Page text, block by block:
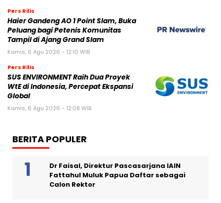
Pers Rilis
Haier Gandeng AO 1 Point Slam, Buka
Peluang bagi Petenis Komunitas
Tampil di Ajang Grand Slam
Kamis, 6 Agu 2026 - 12:10 WIB
Pers Rilis
SUS ENVIRONMENT Raih Dua Proyek
WtE di Indonesia, Percepat Ekspansi
Global
Kamis, 6 Agu 2026 - 12:08 WIB
BERITA POPULER
Dr Faisal, Direktur Pascasarjana IAIN
Fattahul Muluk Papua Daftar sebagai
Calon Rektor